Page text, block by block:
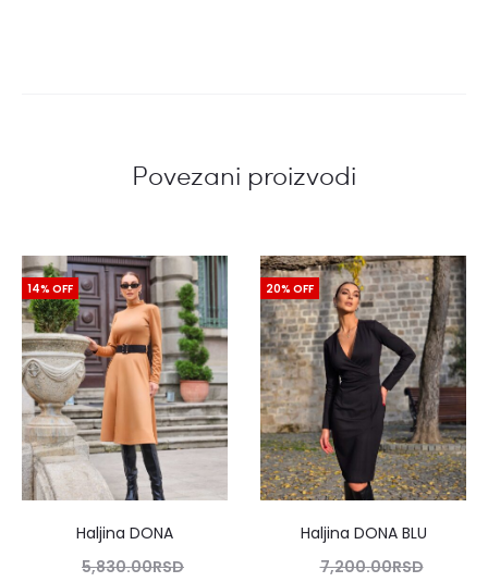
Povezani proizvodi
14% OFF
Haljina DONA
5,830.00RSDOriginalna
20% OFF
Haljina DONA BLU
7,200.00RSD